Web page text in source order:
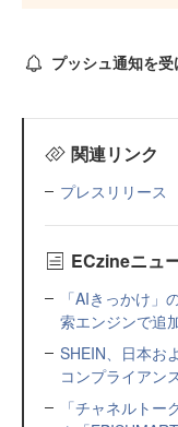
プッシュ通知を受
関連リンク
プレスリリース
ECzineニュ
「AIきっかけ
索エンジンで追
SHEIN、日本お
コンプライアン
「チャネルト